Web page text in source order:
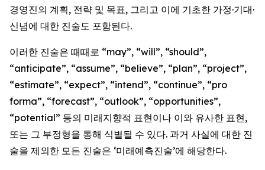
경영진의 계획, 전략 및 목표, 그리고 이에 기초한 가정·기대·
신념에 대한 진술도 포함된다.
이러한 진술은 때때로 “may”, “will”, “should”,
“anticipate”, “assume”, “believe”, “plan”, “project”,
“estimate”, “expect”, “intend”, “continue”, “pro
forma”, “forecast”, “outlook”, “opportunities”,
“potential” 등의 미래지향적 표현이나 이와 유사한 표현,
또는 그 부정형을 통해 식별될 수 있다. 과거 사실에 대한 진
술을 제외한 모든 진술은 ‘미래예측진술’에 해당한다.